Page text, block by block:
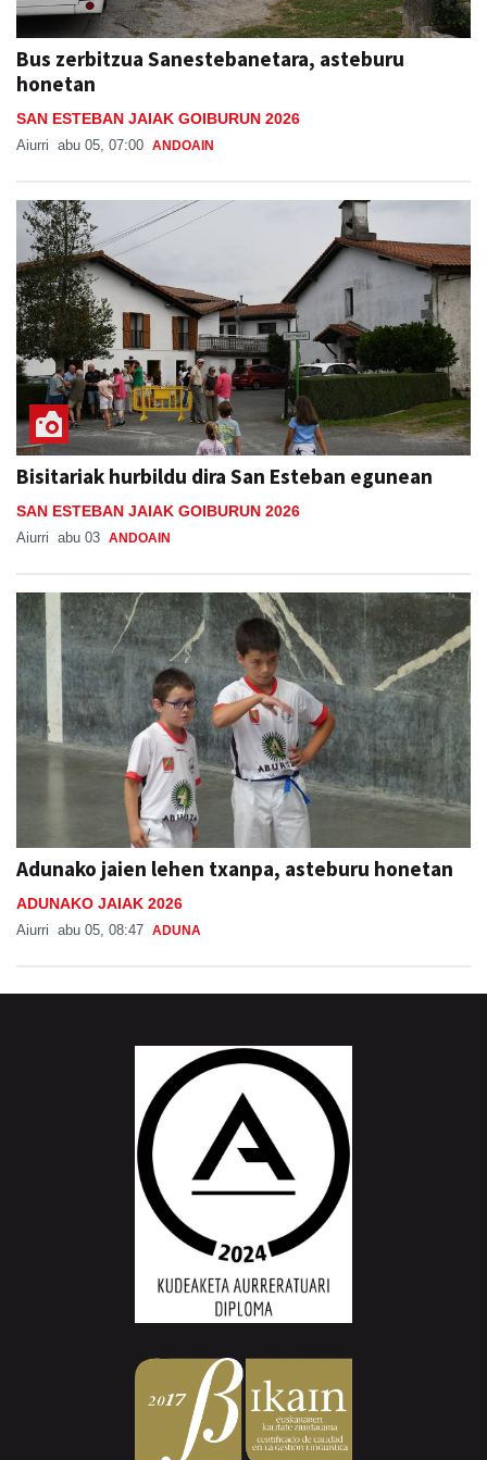
Bus zerbitzua Sanestebanetara, asteburu
honetan
SAN ESTEBAN JAIAK GOIBURUN 2026
Aiurri abu 05, 07:00 ANDOAIN
Bisitariak hurbildu dira San Esteban egunean
SAN ESTEBAN JAIAK GOIBURUN 2026
Aiurri abu 03 ANDOAIN
Adunako jaien lehen txanpa, asteburu honetan
ADUNAKO JAIAK 2026
Aiurri abu 05, 08:47 ADUNA